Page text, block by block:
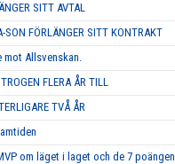
SITT AVTAL
SON FÖRLÄNGER SITT KONTRAKT
mot Allsvenskan.
FLERA ÅR TILL
TVÅ ÅR
om läget i laget och de 7 poängen